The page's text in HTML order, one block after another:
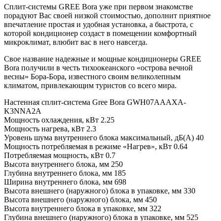
Сплит-системы GREE Bora уже при первом знакомстве
порадуют Вас своей низкой стоимостью, дополнит приятное
впечатление простая и удобная установка, а быстрота, с
которой кондиционер создаст в помещении комфортный
микроклимат, влюбит вас в него навсегда.
Свое название надежные и мощные кондиционеры GREE
Bora получили в честь тихоокеанского «острова вечной
весны» Бора-Бора, известного своим великолепным
климатом, привлекающим туристов со всего мира.
Настенная сплит-система Gree Bora GWH07AAAXA-
K3NNA2A
Мощность охлаждения, кВт 2.25
Мощность нагрева, кВт 2.3
Уровень шума внутреннего блока максимальный, дБ(А) 40
Мощность потребляемая в режиме «Нагрев», кВт 0.64
Потребляемая мощность, кВт 0.7
Высота внутреннего блока, мм 250
Глубина внутреннего блока, мм 185
Ширина внутреннего блока, мм 698
Высота внешнего (наружного) блока в упаковке, мм 330
Высота внешнего (наружного) блока, мм 450
Высота внутреннего блока в упаковке, мм 322
Глубина внешнего (наружного) блока в упаковке, мм 525